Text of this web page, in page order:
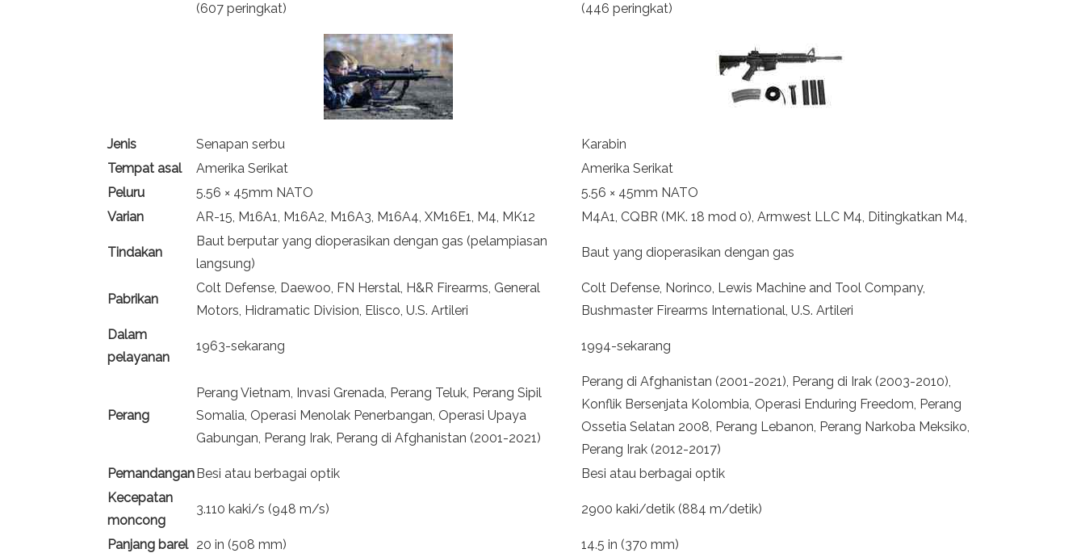
(607 peringkat)
(446 peringkat)
Jenis Senapan serbu
Karabin
Tempat asal
Amerika Serikat
Amerika Serikat
Peluru
5.56 × 45mm NATO
5.56 × 45mm NATO
Varian
AR-15, M16A1, M16A2, M16A3, M16A4, XM16E1, M4, MK12 M4A1, CQBR (MK. 18 mod 0), Armwest LLC M4, Ditingkatkan M4,
Tindakan
Baut berputar yang dioperasikan dengan gas (pelampiasan
langsung)
Baut yang dioperasikan dengan gas
Pabrikan
Colt Defense, Daewoo, FN Herstal, H&R Firearms, General
Motors, Hidramatic Division, Elisco, U.S. Artileri
Colt Defense, Norinco, Lewis Machine and Tool Company,
Bushmaster Firearms International, U.S. Artileri
Dalam
pelayanan
1963-sekarang 1994-sekarang
Perang
Perang Vietnam, Invasi Grenada, Perang Teluk, Perang Sipil
Somalia, Operasi Menolak Penerbangan, Operasi Upaya
Gabungan, Perang Irak, Perang di Afghanistan (2001-2021)
Perang di Afghanistan (2001-2021), Perang di Irak (2003-2010),
Konflik Bersenjata Kolombia, Operasi Enduring Freedom, Perang
Ossetia Selatan 2008, Perang Lebanon, Perang Narkoba Meksiko,
Perang Irak (2012-2017)
PemandanganBesi atau berbagai optik
Besi atau berbagai optik
Kecepatan
moncong
3.110 kaki/s (948 m/s) 2900 kaki/detik (884 m/detik)
Panjang barel 20 in (508 mm) 14.5 in (370 mm)